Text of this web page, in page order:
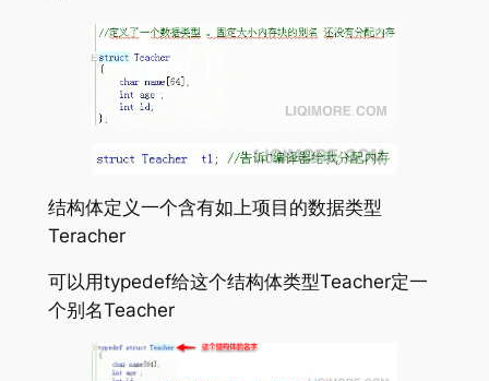
结构体定义一个含有如上项目的数据类型
Teracher
可以用typedef给这个结构体类型Teacher定一
个别名Teacher